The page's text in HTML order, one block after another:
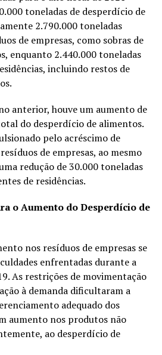
toneladas de desperdício de
2.790.000 toneladas
de empresas, como sobras de
enquanto 2.440.000 toneladas
incluindo restos de
anterior, houve um aumento de
do desperdício de alimentos.
pelo acréscimo de
de empresas, ao mesmo
redução de 30.000 toneladas
de residências.
o Aumento do Desperdício de
nos resíduos de empresas se
enfrentadas durante a
As restrições de movimentação
à demanda dificultaram a
adequado dos
aumento nos produtos não
ao desperdício de